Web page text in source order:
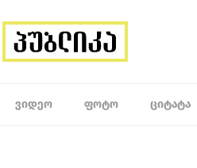
ᲕᲘᲓᲔᲝ ᲤᲝᲢᲝ ᲪᲘᲢᲐᲢᲐ